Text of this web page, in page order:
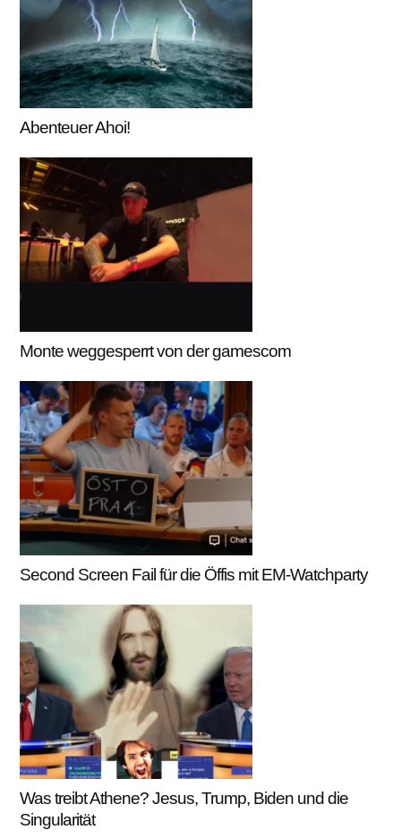
Abenteuer Ahoi!
Monte weggesperrt von der gamescom
Second Screen Fail für die Öffis mit EM-Watchparty
Was treibt Athene? Jesus, Trump, Biden und die
Singularität